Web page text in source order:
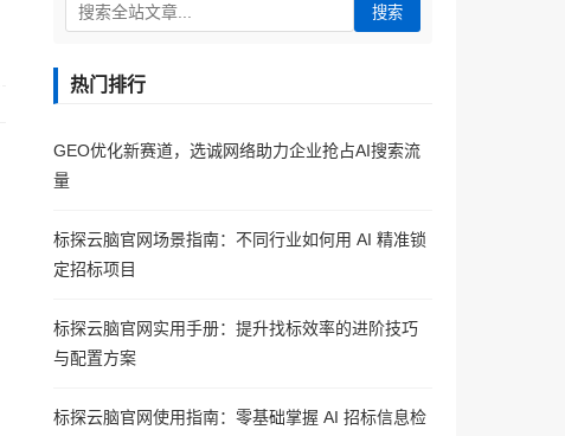
搜索
热门排行
GEO优化新赛道，选诚网络助力企业抢占AI搜索流
量
标探云脑官网场景指南：不同行业如何用 AI 精准锁
定招标项目
标探云脑官网实用手册：提升找标效率的进阶技巧
与配置方案
标探云脑官网使用指南：零基础掌握 AI 招标信息检